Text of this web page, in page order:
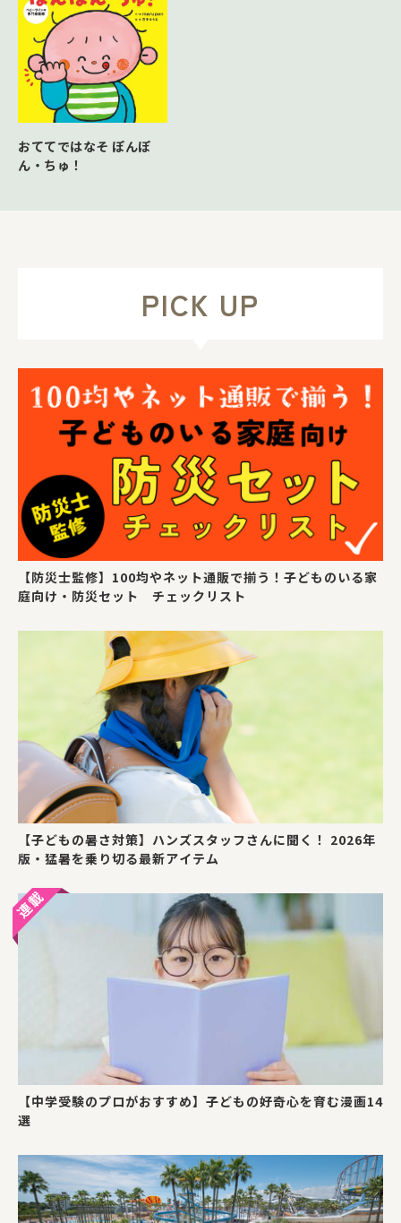
おててではなそ ぽんぽ
ん・ちゅ！
PICK UP
【防災士監修】100均やネット通販で揃う！子どものいる家
庭向け・防災セット チェックリスト
【子どもの暑さ対策】ハンズスタッフさんに聞く！ 2026年
版・猛暑を乗り切る最新アイテム
【中学受験のプロがおすすめ】子どもの好奇心を育む漫画14
選